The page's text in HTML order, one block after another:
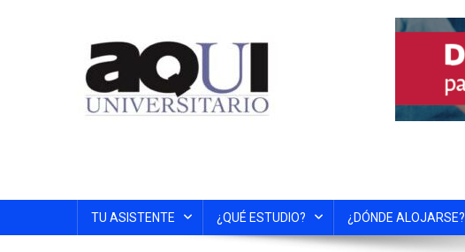
TU ASISTENTE ¿QUÉ ESTUDIO? ¿DÓNDE ALOJARSE?